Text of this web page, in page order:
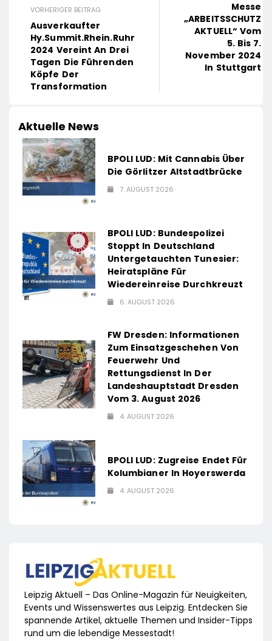
VORHERIGER BEITRAG
Ausverkaufter
Hy.Summit.Rhein.Ruhr
2024 Vereint An Drei
Tagen Die Führenden
Köpfe Der
Transformation
Messe
„ARBEITSSCHUTZ
AKTUELL“ Vom
5. Bis 7.
November 2024
In Stuttgart
Aktuelle News
BPOLI LUD: Mit Cannabis Über
Die Görlitzer Altstadtbrücke
7. AUGUST 2026
BPOLI LUD: Bundespolizei
Stoppt In Deutschland
Untergetauchten Tunesier:
Heiratspläne Für
Wiedereinreise Durchkreuzt
6. AUGUST 2026
FW Dresden: Informationen
Zum Einsatzgeschehen Von
Feuerwehr Und
Rettungsdienst In Der
Landeshauptstadt Dresden
Vom 3. August 2026
4. AUGUST 2026
BPOLI LUD: Zugreise Endet Für
Kolumbianer In Hoyerswerda
4. AUGUST 2026
Leipzig Aktuell – Das Online-Magazin für Neuigkeiten,
Events und Wissenswertes aus Leipzig. Entdecken Sie
spannende Artikel, aktuelle Themen und Insider-Tipps
rund um die lebendige Messestadt!